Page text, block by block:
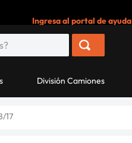
Ingresa al portal de ayuda
División Camiones
17